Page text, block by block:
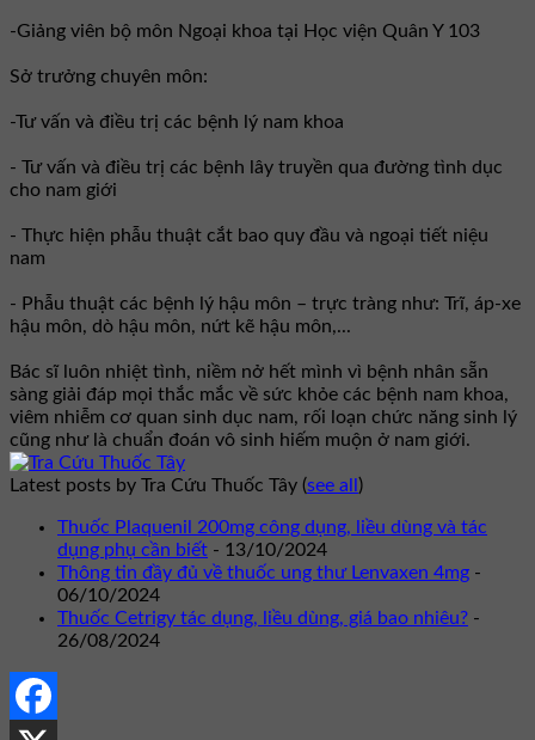
-Giảng viên bộ môn Ngoại khoa tại Học viện Quân Y 103
Sở trưởng chuyên môn:
-Tư vấn và điều trị các bệnh lý nam khoa
- Tư vấn và điều trị các bệnh lây truyền qua đường tình dục
cho nam giới
- Thực hiện phẫu thuật cắt bao quy đầu và ngoại tiết niệu
nam
- Phẫu thuật các bệnh lý hậu môn – trực tràng như: Trĩ, áp-xe
hậu môn, dò hậu môn, nứt kẽ hậu môn,...
Bác sĩ luôn nhiệt tình, niềm nở hết mình vì bệnh nhân sẵn
sàng giải đáp mọi thắc mắc về sức khỏe các bệnh nam khoa,
viêm nhiễm cơ quan sinh dục nam, rối loạn chức năng sinh lý
cũng như là chuẩn đoán vô sinh hiếm muộn ở nam giới.
Latest posts by Tra Cứu Thuốc Tây (see all )
Thuốc Plaquenil 200mg công dụng, liều dùng và tác
dụng phụ cần biết - 13/10/2024
Thông tin đầy đủ về thuốc ung thư Lenvaxen 4mg -
06/10/2024
Thuốc Cetrigy tác dụng, liều dùng, giá bao nhiêu? -
26/08/2024